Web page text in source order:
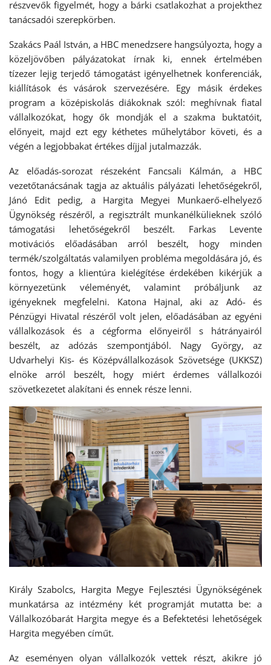
részvevők figyelmét, hogy a bárki csatlakozhat a projekthez
tanácsadói szerepkörben.
Szakács Paál István, a HBC menedzsere hangsúlyozta, hogy a
közeljövőben pályázatokat írnak ki, ennek értelmében
tízezer lejig terjedő támogatást igényelhetnek konferenciák,
kiállítások és vásárok szervezésére. Egy másik érdekes
program a középiskolás diákoknak szól: meghívnak fiatal
vállalkozókat, hogy ők mondják el a szakma buktatóit,
előnyeit, majd ezt egy kéthetes műhelytábor követi, és a
végén a legjobbakat értékes díjjal jutalmazzák.
Az előadás-sorozat részeként Fancsali Kálmán, a HBC
vezetőtanácsának tagja az aktuális pályázati lehetőségekről,
Jánó Edit pedig, a Hargita Megyei Munkaerő-elhelyező
Ügynökség részéről, a regisztrált munkanélkülieknek szóló
támogatási lehetőségekről beszélt. Farkas Levente
motivációs előadásában arról beszélt, hogy minden
termék/szolgáltatás valamilyen probléma megoldására jó, és
fontos, hogy a klientúra kielégítése érdekében kikérjük a
környezetünk véleményét, valamint próbáljunk az
igényeknek megfelelni. Katona Hajnal, aki az Adó- és
Pénzügyi Hivatal részéről volt jelen, előadásában az egyéni
vállalkozások és a cégforma előnyeiről s hátrányairól
beszélt, az adózás szempontjából. Nagy György, az
Udvarhelyi Kis- és Középvállalkozások Szövetsége (UKKSZ)
elnöke arról beszélt, hogy miért érdemes vállalkozói
szövetkezetet alakítani és ennek része lenni.
Király Szabolcs, Hargita Megye Fejlesztési Ügynökségének
munkatársa az intézmény két programját mutatta be: a
Vállalkozóbarát Hargita megye és a Befektetési lehetőségek
Hargita megyében címűt.
Az eseményen olyan vállalkozók vettek részt, akikre jó